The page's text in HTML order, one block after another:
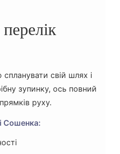
свій шлях і
зупинку, ось повний
руху.
Сошенка: